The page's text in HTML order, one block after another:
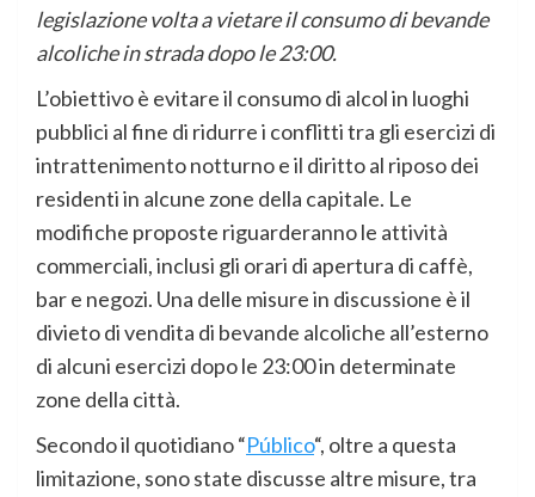
legislazione volta a vietare il consumo di bevande
alcoliche in strada dopo le 23:00.
L’obiettivo è evitare il consumo di alcol in luoghi
pubblici al fine di ridurre i conflitti tra gli esercizi di
intrattenimento notturno e il diritto al riposo dei
residenti in alcune zone della capitale. Le
modifiche proposte riguarderanno le attività
commerciali, inclusi gli orari di apertura di caffè,
bar e negozi. Una delle misure in discussione è il
divieto di vendita di bevande alcoliche all’esterno
di alcuni esercizi dopo le 23:00 in determinate
zone della città.
Secondo il quotidiano “Público“, oltre a questa
limitazione, sono state discusse altre misure, tra